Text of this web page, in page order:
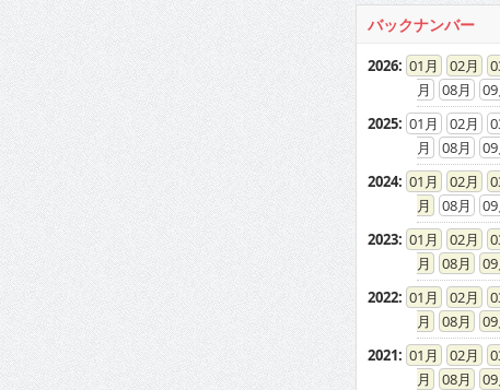
バックナンバー
2026: 01 02
08
09
2025: 01 02
08
09
2024: 01 02
08
09
2023: 01 02
08
09
2022: 01 02
08
09
2021: 01 02
08
09